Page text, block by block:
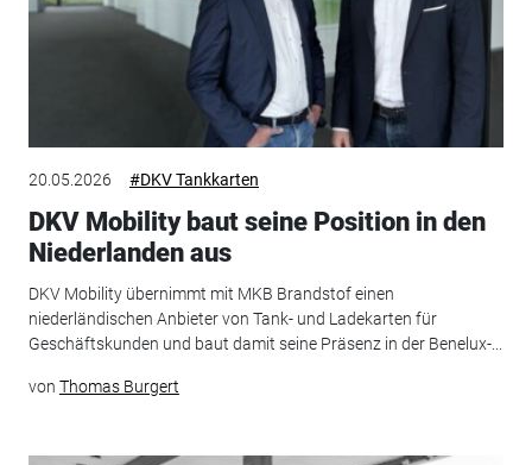
20.05.2026 #DKV Tankkarten
DKV Mobility baut seine Position in den
Niederlanden aus
DKV Mobility übernimmt mit MKB Brandstof einen
niederländischen Anbieter von Tank- und Ladekarten für
Geschäftskunden und baut damit seine Präsenz in der Benelux-...
von Thomas Burgert